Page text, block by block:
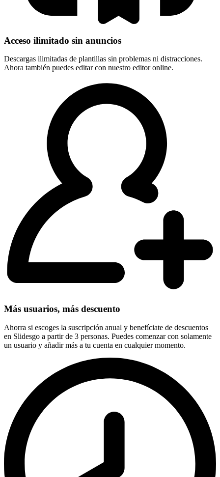
Acceso ilimitado sin anuncios
Descargas ilimitadas de plantillas sin problemas ni distracciones.
Ahora también puedes editar con nuestro editor online.
Más usuarios, más descuento
Ahorra si escoges la suscripción anual y benefíciate de descuentos
en Slidesgo a partir de 3 personas. Puedes comenzar con solamente
un usuario y añadir más a tu cuenta en cualquier momento.